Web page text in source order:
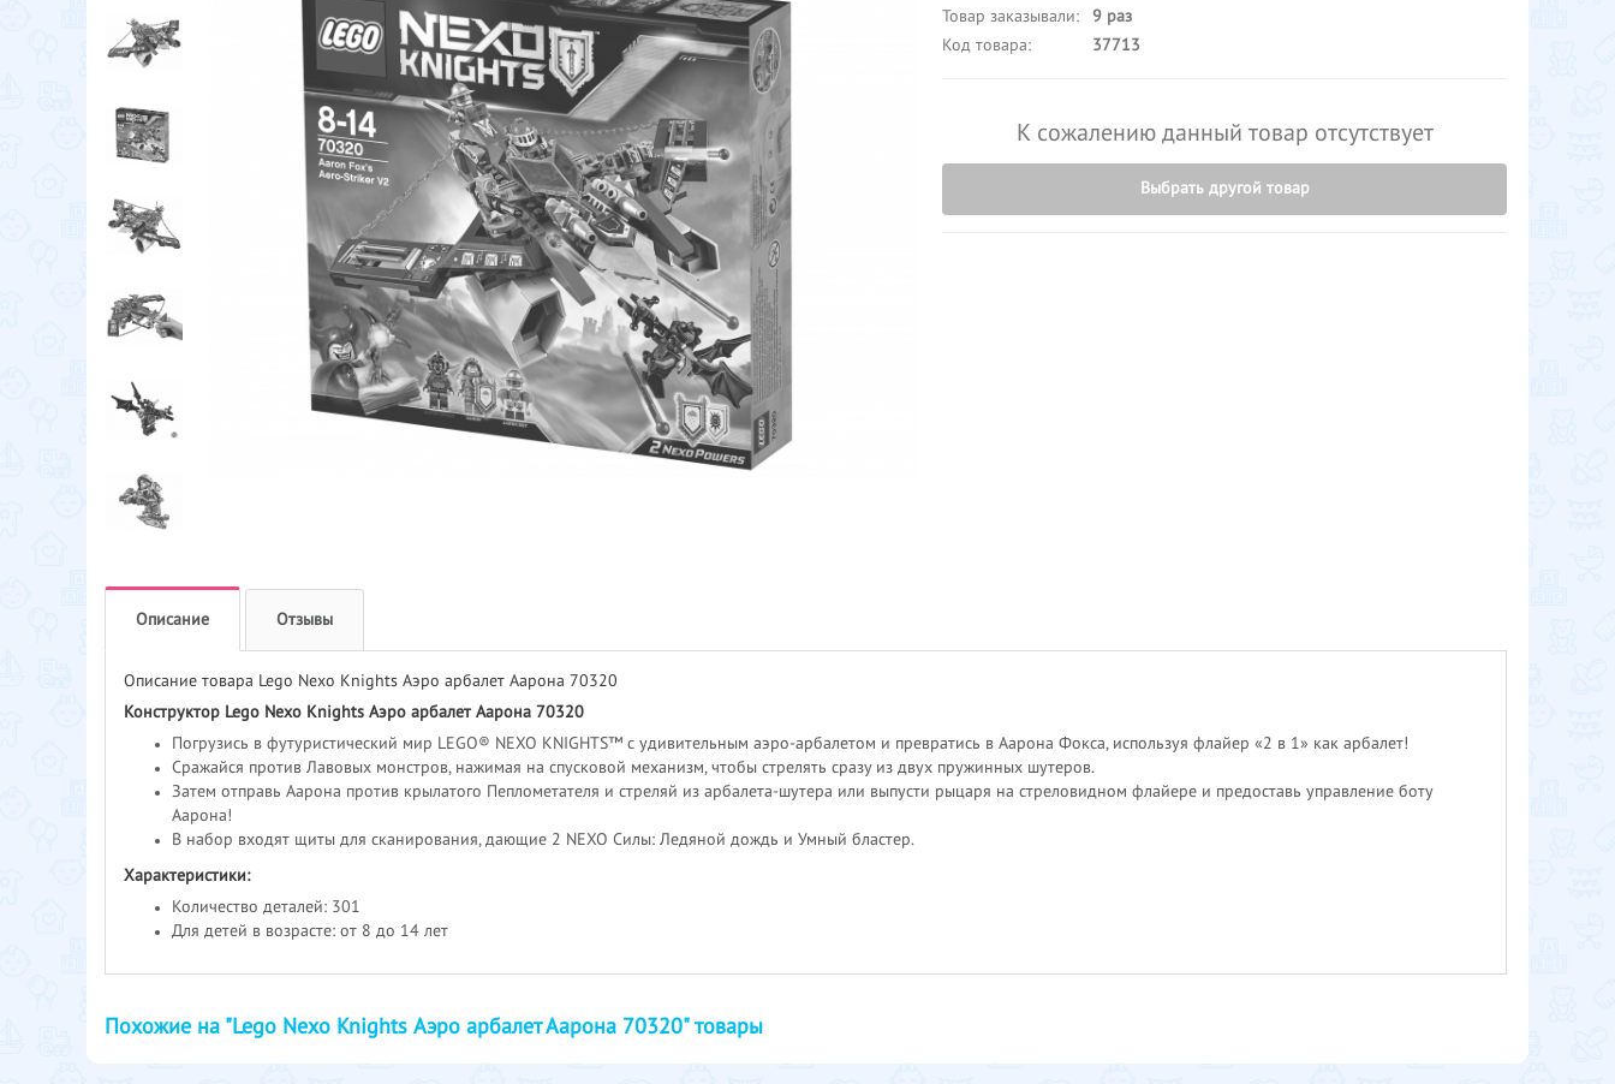
Товар заказывали:
9 раз
Код товара:
37713
К сожалению данный товар отсутствует
Выбрать другой товар
Описание Отзывы
Описание товара Lego Nexo Knights Аэро арбалет Аарона 70320
Конструктор Lego Nexo Knights Аэро арбалет Аарона 70320
Погрузись в футуристический мир LEGO® NEXO KNIGHTS™ с удивительным аэро-арбалетом и превратись в Аарона Фокса, используя флайер «2 в 1» как арбалет!
Сражайся против Лавовых монстров, нажимая на спусковой механизм, чтобы стрелять сразу из двух пружинных шутеров.
Затем отправь Аарона против крылатого Пеплометателя и стреляй из арбалета-шутера или выпусти рыцаря на стреловидном флайере и предоставь управление боту
Аарона!
В набор входят щиты для сканирования, дающие 2 NEXO Силы: Ледяной дождь и Умный бластер.
Характеристики:
Количество деталей: 301
Для детей в возрасте: от 8 до 14 лет
Похожие на "Lego Nexo Knights Аэро арбалет Аарона 70320" товары